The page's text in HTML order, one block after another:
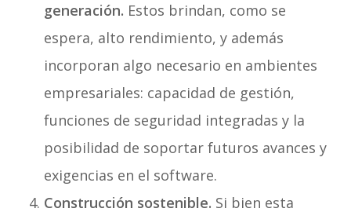
generación. Estos brindan, como se
espera, alto rendimiento, y además
incorporan algo necesario en ambientes
empresariales: capacidad de gestión,
funciones de seguridad integradas y la
posibilidad de soportar futuros avances y
exigencias en el software.
Construcción sostenible. Si bien esta